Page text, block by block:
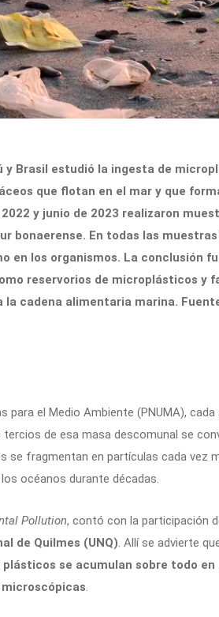
Brasil estudió la ingesta de
que flotan en el mar y que
y junio de 2023 realizaron
bonaerense. En todas las
en los organismos. La conclusión
reservorios de microplásticos y
cadena alimentaria marina.
para el Medio Ambiente (PNUMA),
de esa masa descomunal se
se fragmentan en partículas cada vez
océanos durante décadas.
Pollution, contó con la participación
de Quilmes (UNQ). Allí se advierte
plásticos se acumulan sobre todo en
.